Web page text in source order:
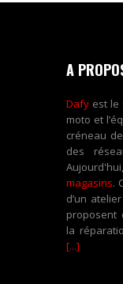
A
Dafy est le
moto et
créneau
des
magasins.
d’un
proposent
la
[...]